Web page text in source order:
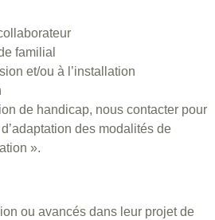
familial
et/ou à l’installation
de handicap, nous contacter pour
des modalités de
».
ou avancés dans leur projet de